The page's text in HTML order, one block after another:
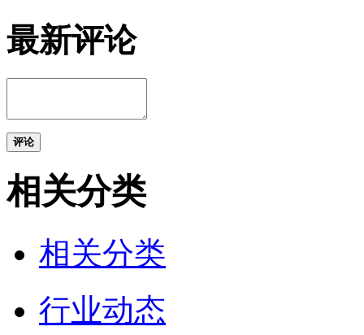
最新评论
评论
相关分类
相关分类
行业动态